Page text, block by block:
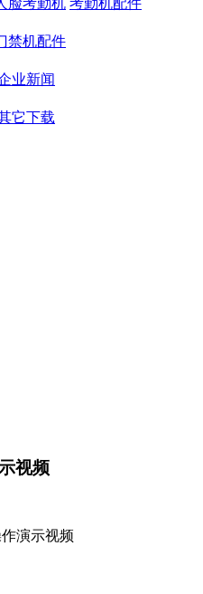
脸考勤机 考勤机配件
禁机配件
业新闻
它下载
视频
演示视频